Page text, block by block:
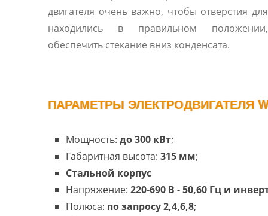
двигателя очень важно, чтобы отверстия
находились в правильном
обеспечить стекание вниз конденсата.
ПАРАМЕТРЫ ЭЛЕКТРОДВИГАТЕЛЯ
Мощность: до 300 кВт;
Габаритная высота: 315 мм;
Cтальной корпус
Напряжение: 220-690 В - 50,60 Гц и
Полюса: по запросу 2,4,6,8;